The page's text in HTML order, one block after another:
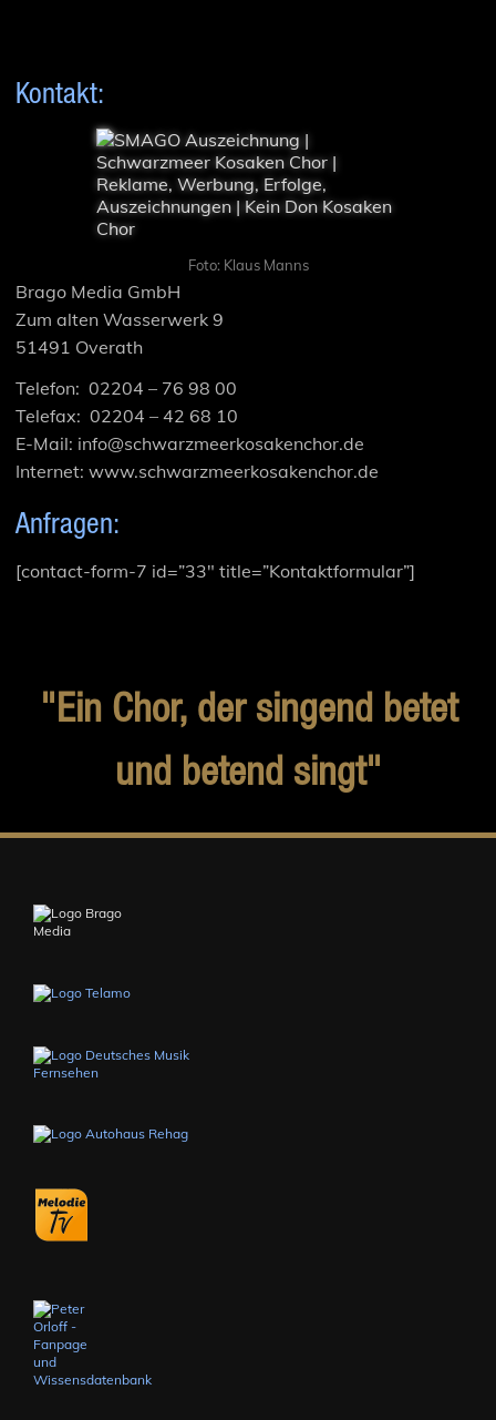
Kontakt:
Foto: Klaus Manns
Brago Media GmbH
Zum alten Wasserwerk 9
51491 Overath
Telefon: 02204 – 76 98 00
Telefax: 02204 – 42 68 10
E-Mail: info@schwarzmeerkosakenchor.de
Internet: www.schwarzmeerkosakenchor.de
Anfragen:
[contact-form-7 id=”33″ title=”Kontaktformular”]
"Ein Chor, der singend betet
und betend singt"